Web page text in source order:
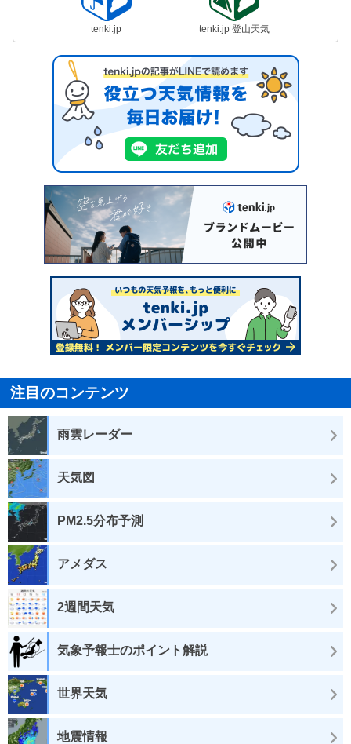
tenki.jp tenki.jp 登山天気
注目のコンテンツ
雨雲レーダー
天気図
PM2.5分布予測
アメダス
2週間天気
気象予報士のポイント解説
世界天気
地震情報